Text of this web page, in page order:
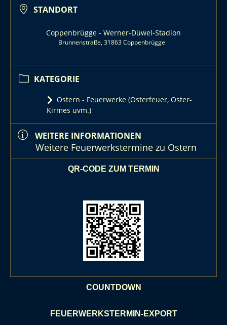
STANDORT
Coppenbrügge - Werner-Düwel-Stadion
Brunnenstraße, 31863 Coppenbrügge
KATEGORIE
Ostern - Feuerwerke (Osterfeuer, Oster-
Kirmes uvm.)
WEITERE INFORMATIONEN
Weitere Feuerwerkstermine zu Ostern
QR-CODE ZUM TERMIN
COUNTDOWN
FEUERWERKSTERMIN-EXPORT